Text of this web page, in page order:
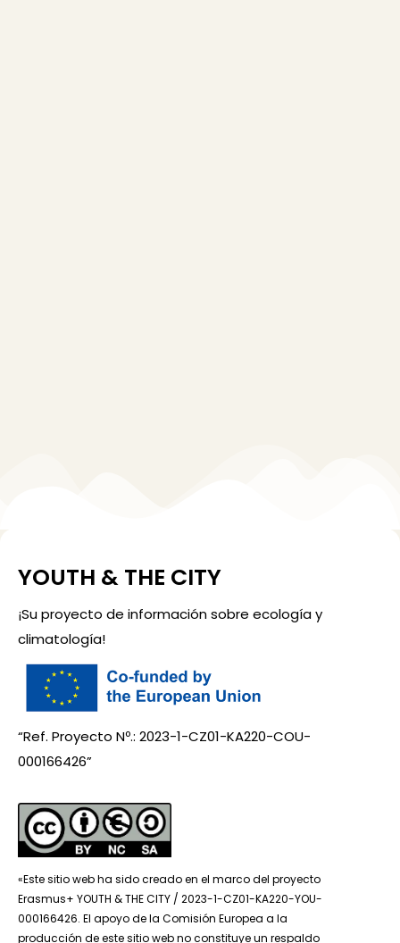
YOUTH & THE CITY
¡Su proyecto de información sobre ecología y
climatología!
“Ref. Proyecto Nº.: 2023-1-CZ01-KA220-COU-
000166426”
«Este sitio web ha sido creado en el marco del proyecto
Erasmus+ YOUTH & THE CITY / 2023-1-CZ01-KA220-YOU-
000166426. El apoyo de la Comisión Europea a la
producción de este sitio web no constituye un respaldo